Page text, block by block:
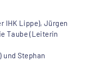
IHK Lippe), Jürgen
Taube (Leiterin
und Stephan